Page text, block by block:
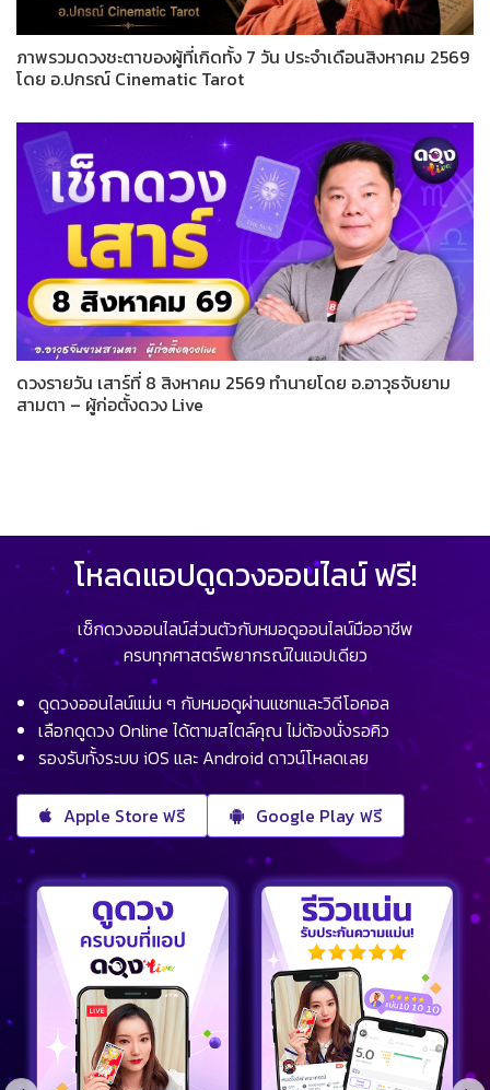
ภาพรวมดวงชะตาของผู้ที่เกิดทั้ง 7 วัน ประจำเดือนสิงหาคม 2569
โดย อ.ปกรณ์ Cinematic Tarot
ดวงรายวัน เสาร์ที่ 8 สิงหาคม 2569 ทำนายโดย อ.อาวุธจับยาม
สามตา – ผู้ก่อตั้งดวง Live
โหลดแอปดูดวงออนไลน์ ฟรี!
เช็กดวงออนไลน์ส่วนตัวกับหมอดูออนไลน์มืออาชีพ
ครบทุกศาสตร์พยากรณ์ในแอปเดียว
ดูดวงออนไลน์แม่น ๆ กับหมอดูผ่านแชทและวิดีโอคอล
เลือกดูดวง Online ได้ตามสไตล์คุณ ไม่ต้องนั่งรอคิว
รองรับทั้งระบบ iOS และ Android ดาวน์โหลดเลย
Apple Store ฟรี Google Play ฟรี